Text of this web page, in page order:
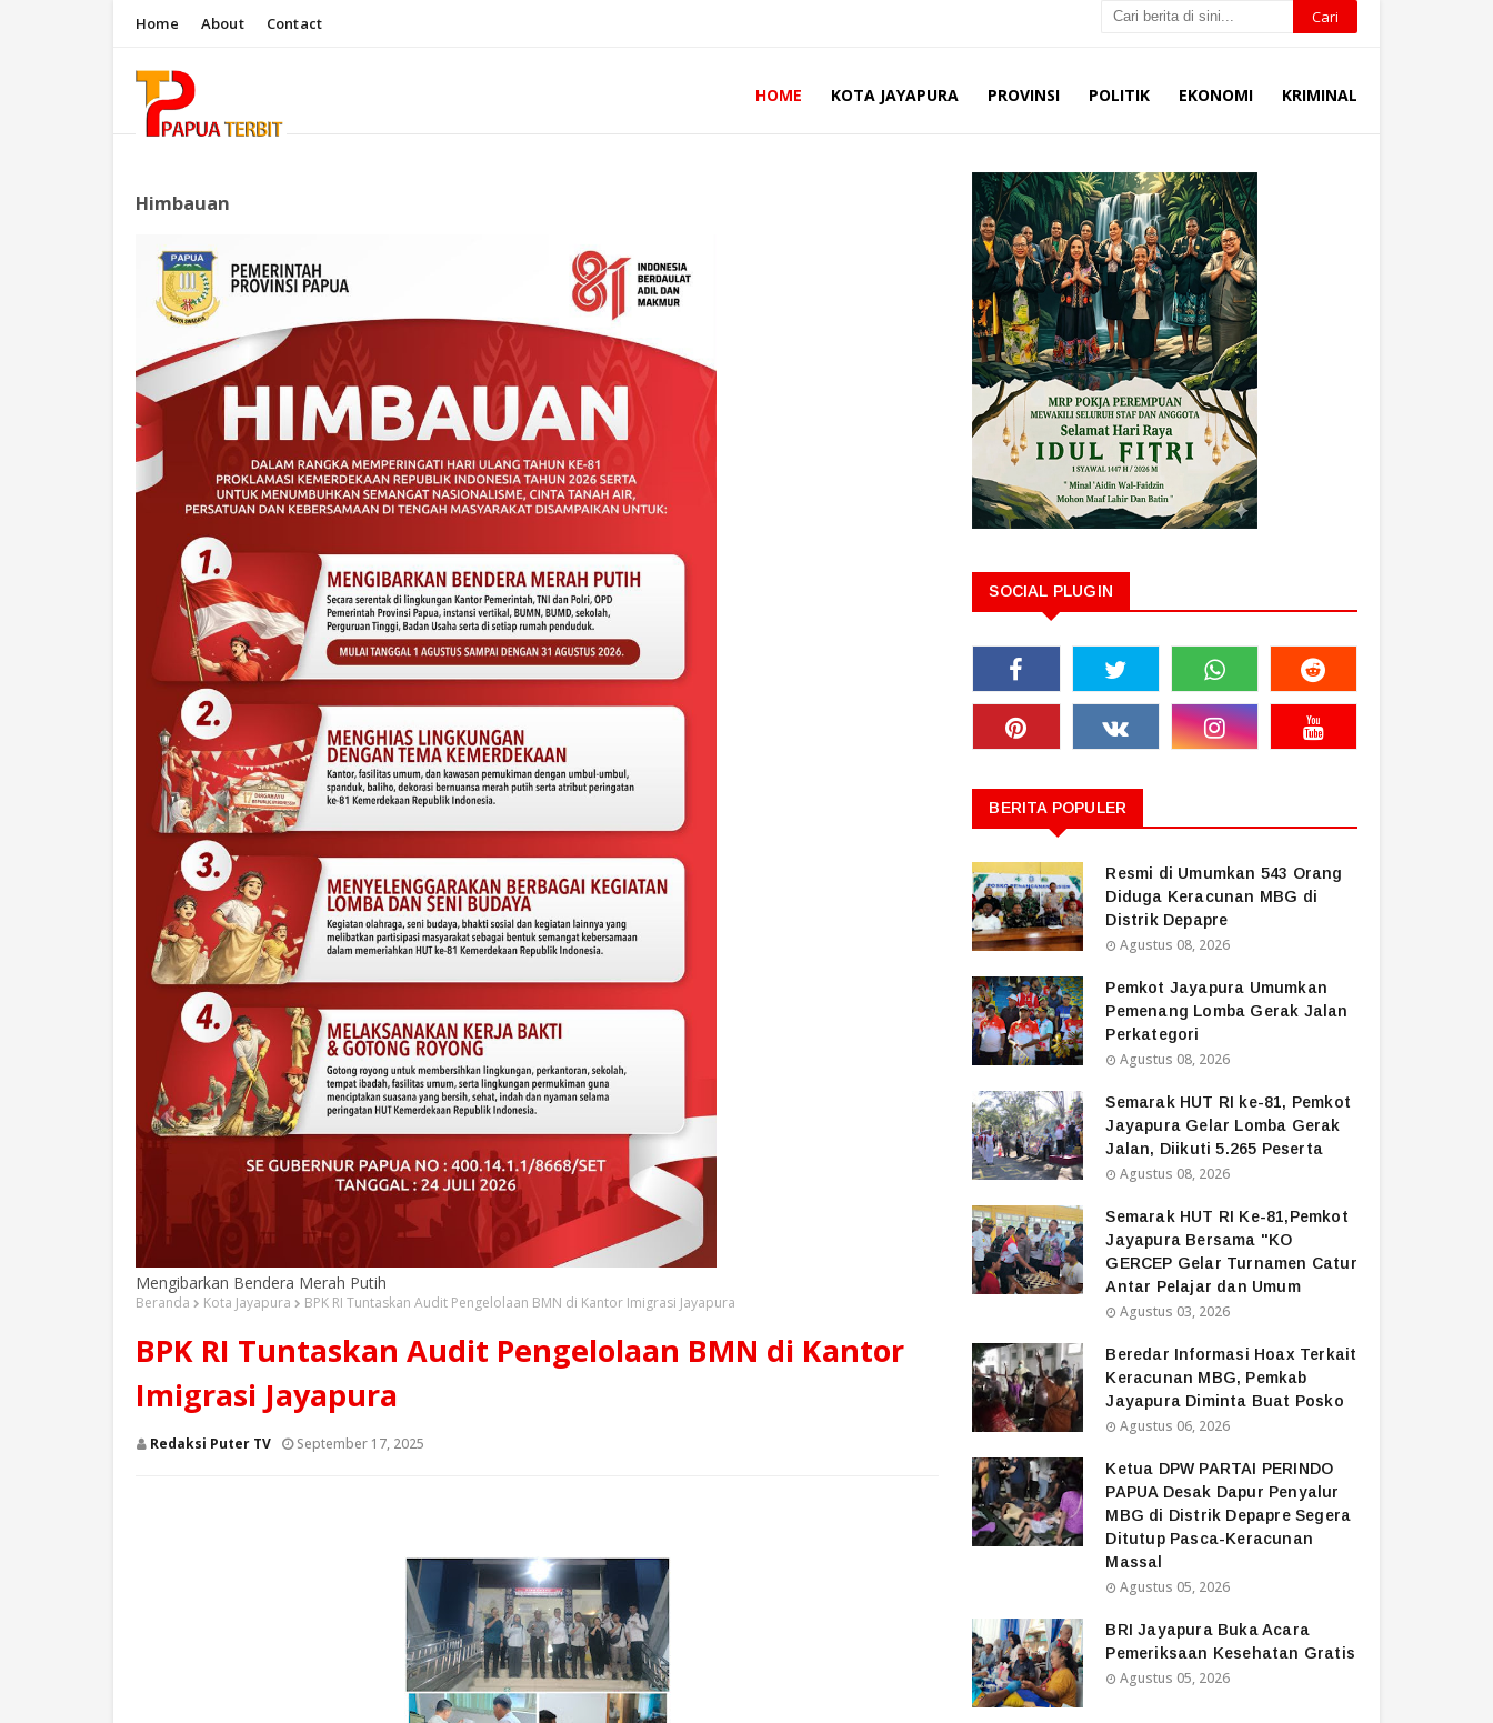
Home About Contact
HOME KOTA JAYAPURA PROVINSI POLITIK EKONOMI KRIMINAL
Himbauan
Mengibarkan Bendera Merah Putih
Beranda Kota Jayapura BPK RI Tuntaskan Audit Pengelolaan BMN di Kantor Imigrasi Jayapura
BPK RI Tuntaskan Audit Pengelolaan BMN di Kantor
Imigrasi Jayapura
Redaksi Puter TV September 17, 2025
SOCIAL PLUGIN
BERITA POPULER
Resmi di Umumkan 543 Orang
Diduga Keracunan MBG di
Distrik Depapre
Agustus 08, 2026
Pemkot Jayapura Umumkan
Pemenang Lomba Gerak Jalan
Perkategori
Agustus 08, 2026
Semarak HUT RI ke-81, Pemkot
Jayapura Gelar Lomba Gerak
Jalan, Diikuti 5.265 Peserta
Agustus 08, 2026
Semarak HUT RI Ke-81,Pemkot
Jayapura Bersama "KO
GERCEP Gelar Turnamen Catur
Antar Pelajar dan Umum
Agustus 03, 2026
Beredar Informasi Hoax Terkait
Keracunan MBG, Pemkab
Jayapura Diminta Buat Posko
Agustus 06, 2026
Ketua DPW PARTAI PERINDO
PAPUA Desak Dapur Penyalur
MBG di Distrik Depapre Segera
Ditutup Pasca-Keracunan
Massal
Agustus 05, 2026
BRI Jayapura Buka Acara
Pemeriksaan Kesehatan Gratis
Agustus 05, 2026